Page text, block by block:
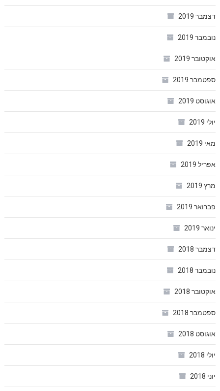
דצמבר 2019
נובמבר 2019
אוקטובר 2019
ספטמבר 2019
אוגוסט 2019
יולי 2019
מאי 2019
אפריל 2019
מרץ 2019
פברואר 2019
ינואר 2019
דצמבר 2018
נובמבר 2018
אוקטובר 2018
ספטמבר 2018
אוגוסט 2018
יולי 2018
יוני 2018